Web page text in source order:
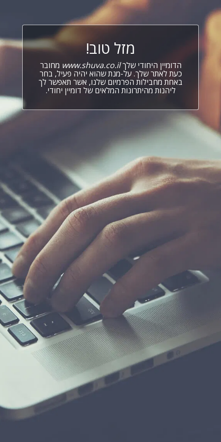
מזל טוב!
הדומיין היחודי שלךwww.shuva.co.il מחובר
כעת לאתר שלך. על-מנת שהוא יהיה פעיל, בחר
באחת מחבילות הפרמיום שלנו, אשר תאפשר לך
ליהנות מהיתרונות המלאים של דומיין יחודי.